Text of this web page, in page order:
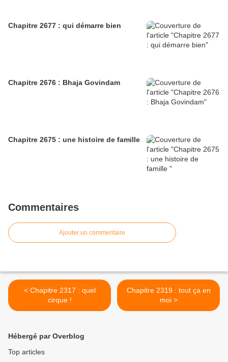
Chapitre 2677 : qui démarre bien
Chapitre 2676 : Bhaja Govindam
Chapitre 2675 : une histoire de famille
Commentaires
Ajouter un commentaire
< Chapitre 2317 : quel
cirque !
Chapitre 2319 : tout ça en
moi >
Hébergé par Overblog
Top articles